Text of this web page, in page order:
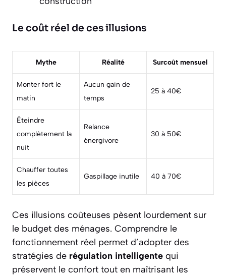
Le coût réel de ces illusions
Mythe Réalité Surcoût mensuel
Monter fort le
matin
Aucun gain de
temps
25 à 40€
Éteindre
complètement la
nuit
Relance
énergivore
30 à 50€
Chauffer toutes
les pièces
Gaspillage inutile 40 à 70€
Ces illusions coûteuses pèsent lourdement sur
le budget des ménages. Comprendre le
fonctionnement réel permet d’adopter des
stratégies de régulation intelligente qui
préservent le confort tout en maîtrisant les